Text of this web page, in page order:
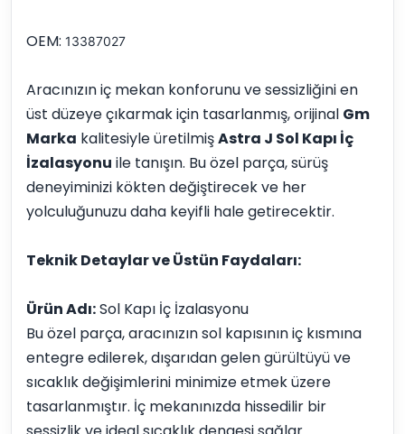
OEM: 13387027
Aracınızın iç mekan konforunu ve sessizliğini en
üst düzeye çıkarmak için tasarlanmış, orijinal Gm
Marka kalitesiyle üretilmişAstra J Sol Kapı İç
İzalasyonu ile tanışın. Bu özel parça, sürüş
deneyiminizi kökten değiştirecek ve her
yolculuğunuzu daha keyifli hale getirecektir.
Teknik Detaylar ve Üstün Faydaları:
Ürün Adı:Sol Kapı İç İzalasyonu
Bu özel parça, aracınızın sol kapısının iç kısmına
entegre edilerek, dışarıdan gelen gürültüyü ve
sıcaklık değişimlerini minimize etmek üzere
tasarlanmıştır. İç mekanınızda hissedilir bir